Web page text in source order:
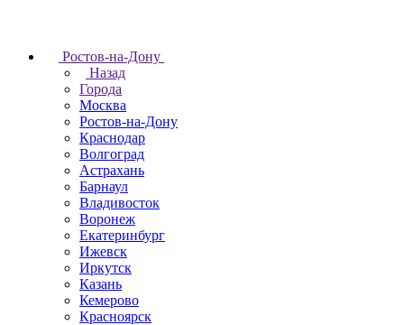
Ростов-на-Дону
Назад
Города
Москва
Ростов-на-Дону
Краснодар
Волгоград
Астрахань
Барнаул
Владивосток
Воронеж
Екатеринбург
Ижевск
Иркутск
Казань
Кемерово
Красноярск